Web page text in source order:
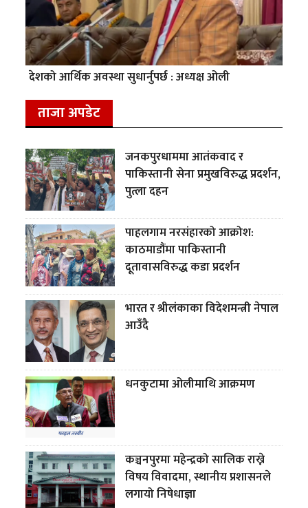
देशको आर्थिक अवस्था सुधार्नुपर्छ : अध्यक्ष ओली
ताजा अपडेट
जनकपुरधाममा आतंकवाद र
पाकिस्तानी सेना प्रमुखविरुद्ध प्रदर्शन,
पुत्ला दहन
पाहलगाम नरसंहारको आक्रोश:
काठमाडौंमा पाकिस्तानी
दूतावासविरुद्ध कडा प्रदर्शन
भारत र श्रीलंकाका विदेशमन्त्री नेपाल
आउँदै
धनकुटामा ओलीमाथि आक्रमण
कञ्चनपुरमा महेन्द्रको सालिक राख्ने
विषय विवादमा, स्थानीय प्रशासनले
लगायो निषेधाज्ञा